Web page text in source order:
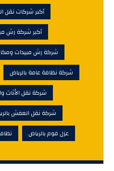
أكبر شركات نقل
أكبر شركة رش
شركة رش مبيدات
شركة نظافة عامة بالرياض
شركة نقل الأثاث
شركة نقل العفش
عزل فوم بالرياض